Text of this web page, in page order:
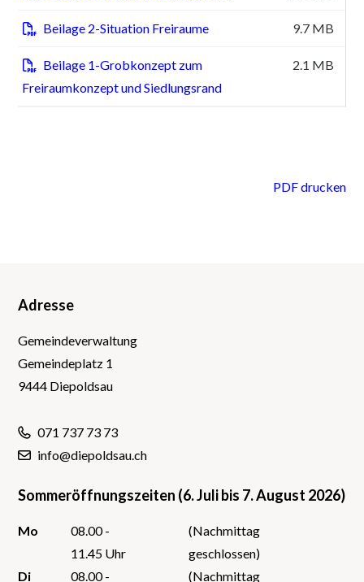
Beilage 2-Situation Freiraume 9.7 MB
Beilage 1-Grobkonzept zum
Freiraumkonzept und Siedlungsrand
2.1 MB
PDF drucken
Footer
Adresse
Gemeindeverwaltung
Gemeindeplatz 1
9444 Diepoldsau
071 737 73 73
info@diepoldsau.ch
Sommeröffnungszeiten (6. Juli bis 7. August 2026)
Mo
08.00 -
11.45 Uhr
(Nachmittag
geschlossen)
Di
08.00 -
(Nachmittag